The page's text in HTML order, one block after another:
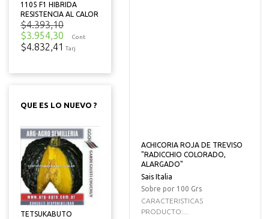
1105 F1 HIBRIDA
RESISTENCIA AL CALOR
$4.393,10
$3.954,30
Cont
$4.832,41 Tarj
QUE ES LO NUEVO ?
TETSUKABUTO
ACHICORIA ROJA DE TREVISO
"RADICCHIO COLORADO,
ALARGADO"
Sais Italia
Sobre por 100 Grs
CARACTERISTICAS
PRODUCTO:...